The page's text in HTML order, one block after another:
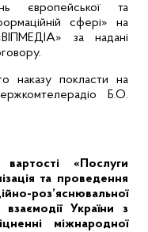
європейської та
сфері» на
за надані
наказу покласти на
Б.О.
«Послуги
та проведення
роз’яснювальної
України з
міжнародної